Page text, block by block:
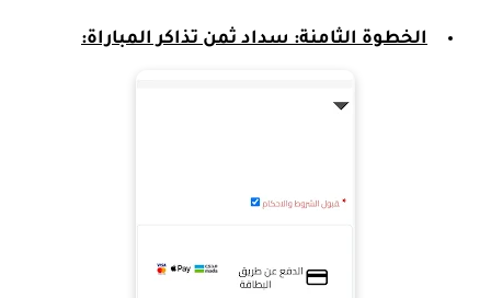
الخطوة الثامنة: سداد ثمن تذاكر المباراة: